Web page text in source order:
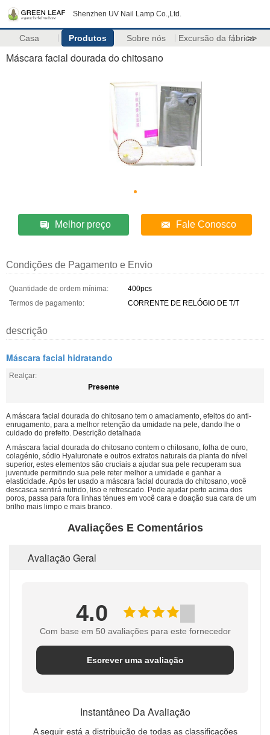
Shenzhen UV Nail Lamp Co.,Ltd.
Casa Produtos Sobre nós Excursão da fábrica
>>
Máscara facial dourada do chitosano
Melhor preço Fale Conosco
Condições de Pagamento e Envio
Quantidade de ordem mínima:
400pcs
Termos de pagamento:
CORRENTE DE RELÓGIO DE T/T
descrição
Máscara facial hidratando
Realçar:
Presente
A máscara facial dourada do chitosano tem o amaciamento, efeitos do anti-
enrugamento, para a melhor retenção da umidade na pele, dando lhe o
cuidado do prefeito. Descrição detalhada
A máscara facial dourada do chitosano contem o chitosano, folha de ouro,
colagénio, sódio Hyaluronate e outros extratos naturais da planta do nível
superior, estes elementos são cruciais a ajudar sua pele recuperam sua
juventude permitindo sua pele reter melhor a umidade e ganhar a
elasticidade. Após ter usado a máscara facial dourada do chitosano, você
descasca sentirá nutrido, liso e refrescado. Pode ajudar perto acima dos
poros, passa para fora linhas ténues em você cara e doação sua cara de um
brilho mais limpo e mais branco.
Avaliações E Comentários
Avaliação Geral
4.0
Com base em 50 avaliações para este fornecedor
Escrever uma avaliação
Instantâneo Da Avaliação
A seguir está a distribuição de todas as classificações